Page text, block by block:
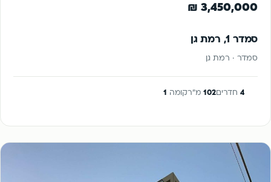
3,450,000 ₪
סמדר 1, רמת גן
סמדר · רמת גן
4 חדרים102 מ"רקומה 1